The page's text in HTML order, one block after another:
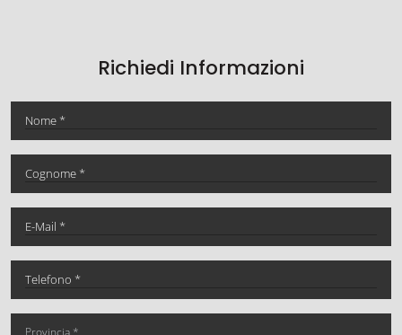
Richiedi Informazioni